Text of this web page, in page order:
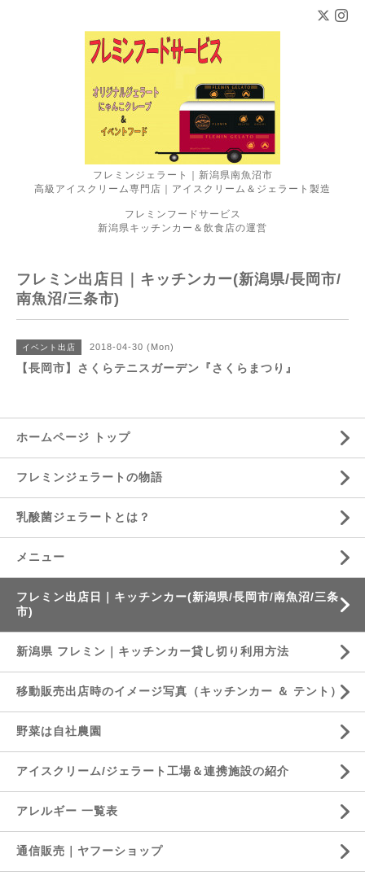
フレミンジェラート｜新潟県南魚沼市
高級アイスクリーム専門店｜アイスクリーム＆ジェラート製造
フレミンフードサービス
新潟県キッチンカー＆飲食店の運営
フレミン出店日｜キッチンカー(新潟県/長岡市/
南魚沼/三条市)
イベント出店 2018-04-30 (Mon)
【長岡市】さくらテニスガーデン『さくらまつり』
ホームページ トップ
フレミンジェラートの物語
乳酸菌ジェラートとは？
メニュー
フレミン出店日｜キッチンカー(新潟県/長岡市/南魚沼/三条
市)
新潟県 フレミン｜キッチンカー貸し切り利用方法
移動販売出店時のイメージ写真（キッチンカー ＆ テント）
野菜は自社農園
アイスクリーム/ジェラート工場＆連携施設の紹介
アレルギー 一覧表
通信販売｜ヤフーショップ